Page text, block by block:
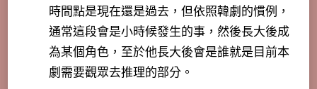
時間點是現在還是過去，但依照韓劇的慣例，
通常這段會是小時候發生的事，然後長大後成
為某個角色，至於他長大後會是誰就是目前本
劇需要觀眾去推理的部分。